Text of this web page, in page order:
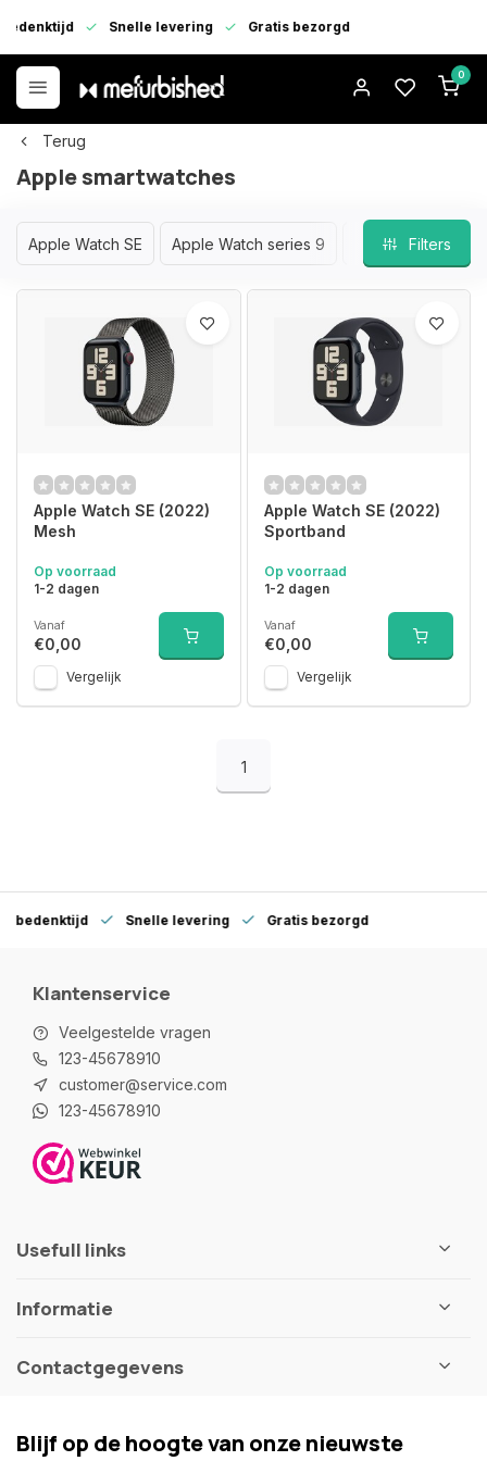
Snelle levering Gratis bezorgd
0
Terug
Apple smartwatches
Apple Watch SE Apple Watch series 9 Apple Watch
Filters
Apple Watch SE (2022)
Mesh
Op voorraad
1-2 dagen
Vanaf
€0,00
Vergelijk
Apple Watch SE (2022)
Sportband
Op voorraad
1-2 dagen
Vanaf
€0,00
Vergelijk
1
Snelle levering Gratis bezorgd
Klantenservice
Veelgestelde vragen
123-45678910
customer@service.com
123-45678910
Usefull links
Informatie
Contactgegevens
Blijf op de hoogte van onze nieuwste